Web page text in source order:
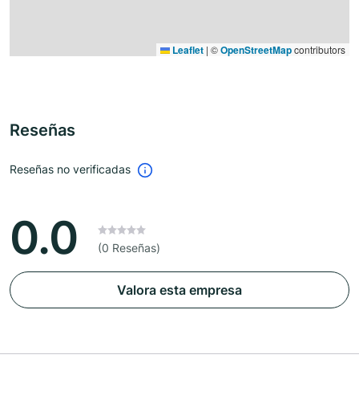
Leaflet | ©OpenStreetMapcontributors
Reseñas
Reseñas no verificadas
0.0 (0 Reseñas)
Valora esta empresa